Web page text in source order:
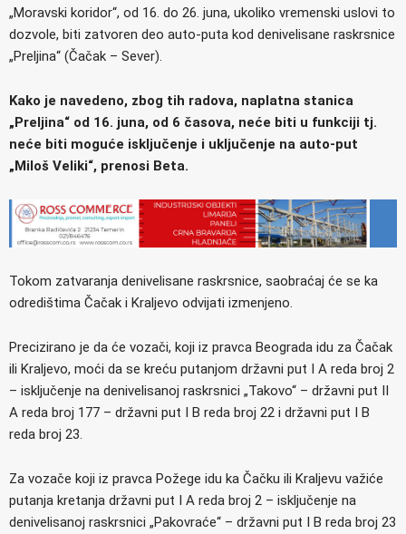
„Moravski koridor“, od 16. do 26. juna, ukoliko vremenski uslovi to
dozvole, biti zatvoren deo auto-puta kod denivelisane raskrsnice
„Preljina“ (Čačak – Sever).
Kako je navedeno, zbog tih radova, naplatna stanica
„Preljina“ od 16. juna, od 6 časova, neće biti u funkciji tj.
neće biti moguće isključenje i uključenje na auto-put
„Miloš Veliki“, prenosi Beta.
Tokom zatvaranja denivelisane raskrsnice, saobraćaj će se ka
odredištima Čačak i Kraljevo odvijati izmenjeno.
Precizirano je da će vozači, koji iz pravca Beograda idu za Čačak
ili Kraljevo, moći da se kreću putanjom državni put I A reda broj 2
– isključenje na denivelisanoj raskrsnici „Takovo“ – državni put II
A reda broj 177 – državni put I B reda broj 22 i državni put I B
reda broj 23.
Za vozače koji iz pravca Požege idu ka Čačku ili Kraljevu važiće
putanja kretanja državni put I A reda broj 2 – isključenje na
denivelisanoj raskrsnici „Pakovraće“ – državni put I B reda broj 23